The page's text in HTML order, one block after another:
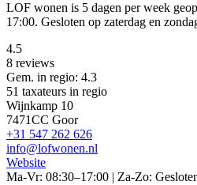
LOF wonen is 5 dagen per week
17:00. Gesloten op zaterdag en
4.5
8 reviews
Gem. in regio: 4.3
51 taxateurs in regio
Wijnkamp 10
7471CC Goor
+31 547 262 626
info@lofwonen.nl
Website
Ma-Vr: 08:30–17:00 | Za-Zo: